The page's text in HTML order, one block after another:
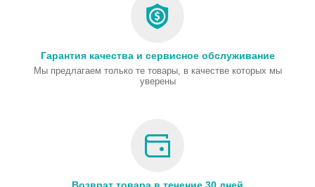
Гарантия качества и сервисное обслуживание
Мы предлагаем только те товары, в качестве которых мы
уверены